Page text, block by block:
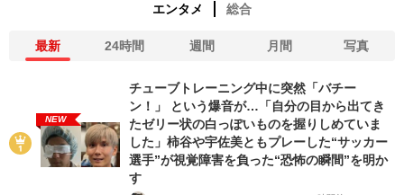
エンタメ 総合
最新 24時間 週間 月間 写真
NEW
チューブトレーニング中に突然「バチー
ン！」 という爆音が…「自分の目から出てき
たゼリー状の白っぽいものを握りしめていま
した」柿谷や宇佐美ともプレーした“サッカー
選手”が視覚障害を負った“恐怖の瞬間”を明か
す